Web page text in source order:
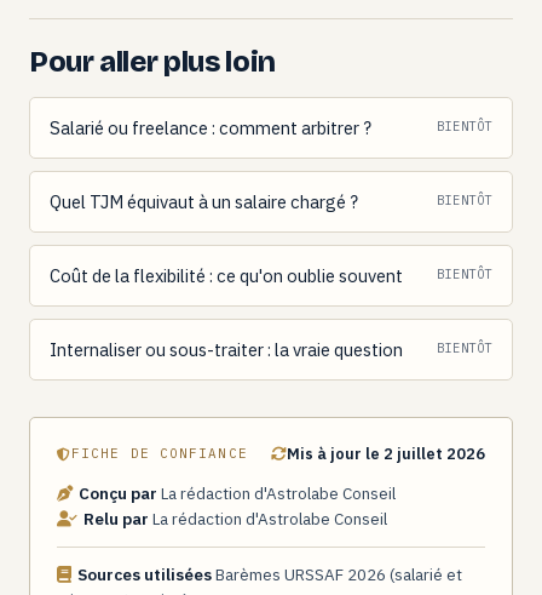
Pour aller plus loin
Salarié ou freelance : comment arbitrer ? BIENTÔT
Quel TJM équivaut à un salaire chargé ? BIENTÔT
Coût de la flexibilité : ce qu'on oublie souvent BIENTÔT
Internaliser ou sous-traiter : la vraie question BIENTÔT
FICHE DE CONFIANCE Mis à jour le 2 juillet 2026
Conçu par La rédaction d'Astrolabe Conseil
Relu par La rédaction d'Astrolabe Conseil
Sources utiliséesBarèmes URSSAF 2026 (salarié et